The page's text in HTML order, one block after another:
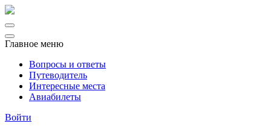
Главное меню
Вопросы и ответы
Путеводитель
Интересные места
Авиабилеты
Войти